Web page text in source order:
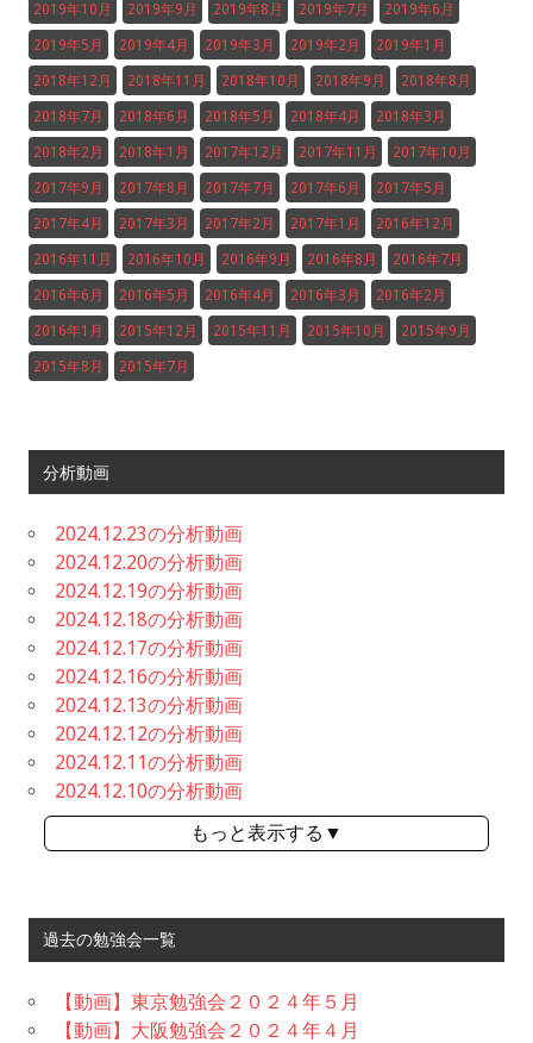
2019年10月 2019年9月 2019年8月 2019年7月 2019年6月
2019年5月 2019年4月 2019年3月 2019年2月 2019年1月
2018年12月 2018年11月 2018年10月 2018年9月 2018年8月
2018年7月 2018年6月 2018年5月 2018年4月 2018年3月
2018年2月 2018年1月 2017年12月 2017年11月 2017年10月
2017年9月 2017年8月 2017年7月 2017年6月 2017年5月
2017年4月 2017年3月 2017年2月 2017年1月 2016年12月
2016年11月 2016年10月 2016年9月 2016年8月 2016年7月
2016年6月 2016年5月 2016年4月 2016年3月 2016年2月
2016年1月 2015年12月 2015年11月 2015年10月 2015年9月
2015年8月 2015年7月
分析動画
2024.12.23の分析動画
2024.12.20の分析動画
2024.12.19の分析動画
2024.12.18の分析動画
2024.12.17の分析動画
2024.12.16の分析動画
2024.12.13の分析動画
2024.12.12の分析動画
2024.12.11の分析動画
2024.12.10の分析動画
もっと表示する▼
過去の勉強会一覧
【動画】東京勉強会２０２４年５月
【動画】大阪勉強会２０２４年４月